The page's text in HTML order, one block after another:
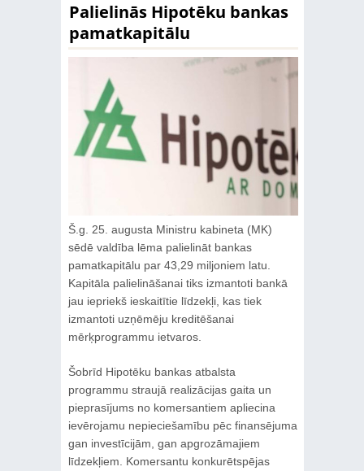
Palielinās Hipotēku bankas
pamatkapitālu
Š.g. 25. augusta Ministru kabineta (MK)
sēdē valdība lēma palielināt bankas
pamatkapitālu par 43,29 miljoniem latu.
Kapitāla palielināšanai tiks izmantoti bankā
jau iepriekš ieskaitītie līdzekļi, kas tiek
izmantoti uzņēmēju kreditēšanai
mērķprogrammu ietvaros.
Šobrīd Hipotēku bankas atbalsta
programmu straujā realizācijas gaita un
pieprasījums no komersantiem apliecina
ievērojamu nepieciešamību pēc finansējuma
gan investīcijām, gan apgrozāmajiem
līdzekļiem. Komersantu konkurētspējas